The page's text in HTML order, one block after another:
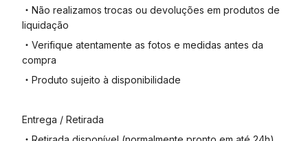
・Não realizamos trocas ou devoluções em produtos de
liquidação
・Verifique atentamente as fotos e medidas antes da
compra
・Produto sujeito à disponibilidade
Entrega / Retirada